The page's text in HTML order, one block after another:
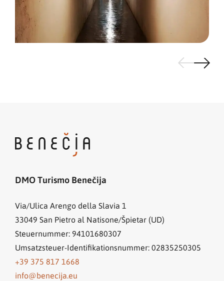
DMO Turismo Benečija
Via/Ulica Arengo della Slavia 1
33049 San Pietro al Natisone/Špietar (UD)
Steuernummer: 94101680307
Umsatzsteuer-Identifikationsnummer: 02835250305
+39 375 817 1668
info@benecija.eu